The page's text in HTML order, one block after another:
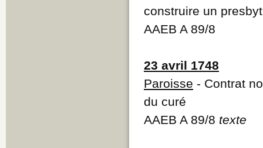
construire un
AAEB A 89/8
23 avril 1748
Paroisse - Contrat
du curé
AAEB A 89/8 texte